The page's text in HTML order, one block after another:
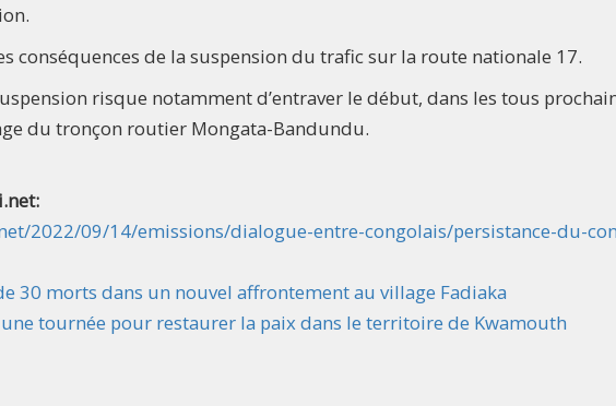
conséquences de la suspension du trafic sur la route nationale 17.
risque notamment d’entraver le début, dans les tous
du tronçon routier Mongata-Bandundu.
2022/09/14/emissions/dialogue-entre-congolais/persistance-du-
30 morts dans un nouvel affrontement au village Fadiaka
tournée pour restaurer la paix dans le territoire de Kwamouth